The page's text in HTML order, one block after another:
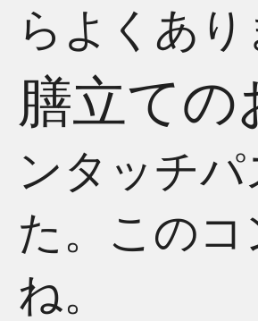
らよくあ
膳立ての
ンタッチ
た。この
ね。